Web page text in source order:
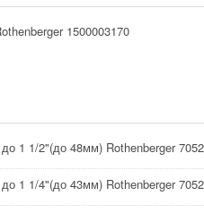
1500003170
1 1/2"(до 48мм) Rothenberger
1 1/4"(до 43мм) Rothenberger